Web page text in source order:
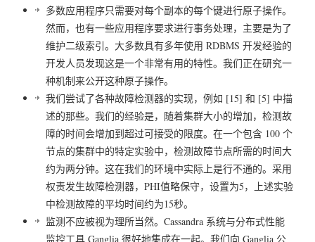
多数应用程序只需要对每个副本的每个键进行原子操作。
然而，也有一些应用程序要求进行事务处理，主要是为了
维护二级索引。大多数具有多年使用 RDBMS 开发经验的
开发人员发现这是一个非常有用的特性。我们正在研究一
种机制来公开这种原子操作。
我们尝试了各种故障检测器的实现，例如 [15] 和 [5] 中描
述的那些。我们的经验是，随着集群大小的增加，检测故
障的时间会增加到超过可接受的限度。在一个包含 100 个
节点的集群中的特定实验中，检测故障节点所需的时间大
约为两分钟。这在我们的环境中实际上是行不通的。采用
权责发生故障检测器，PHI值略保守，设置为5，上述实验
中检测故障的平均时间约为15秒。
监测不应被视为理所当然。Cassandra 系统与分布式性能
监控工具 Ganglia 很好地集成在一起。我们向 Ganglia 公